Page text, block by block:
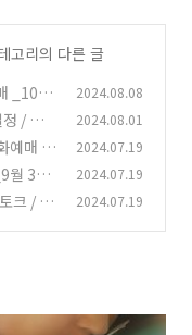
고리의 다른 글
_10월
2024.08.08
/ 영
2024.08.01
예매 _
2024.07.19
월 3일
2024.07.19
크 / 영
2024.07.19